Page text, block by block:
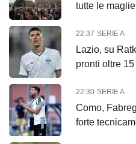
tutte le
22:37 SERIE A
Lazio, su
pronti oltre
22:30 SERIE A
Como,
forte